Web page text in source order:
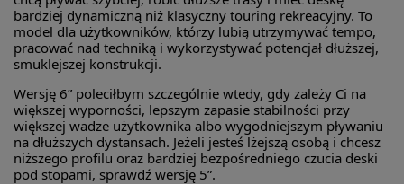
bardziej dynamiczną niż klasyczny touring rekreacyjny. To
model dla użytkowników, którzy lubią utrzymywać tempo,
pracować nad techniką i wykorzystywać potencjał dłuższej,
smuklejszej konstrukcji.
Wersję 6” poleciłbym szczególnie wtedy, gdy zależy Ci na
większej wyporności, lepszym zapasie stabilności przy
większej wadze użytkownika albo wygodniejszym pływaniu
na dłuższych dystansach. Jeżeli jesteś lżejszą osobą i chcesz
niższego profilu oraz bardziej bezpośredniego czucia deski
pod stopami, sprawdź wersję 5”.